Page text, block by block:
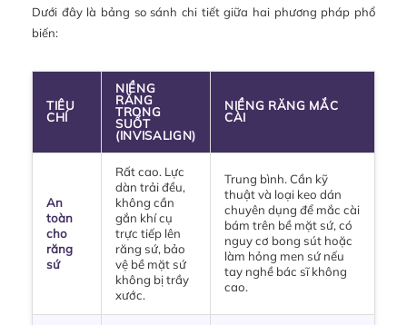
Dưới đây là bảng so sánh chi tiết giữa hai phương pháp phổ
biến:
TIÊU
CHÍ
NIỀNG
RĂNG
TRONG
SUỐT
(INVISALIGN)
NIỀNG RĂNG MẮC
CÀI
An
toàn
cho
răng
sứ
Rất cao. Lực
dàn trải đều,
không cần
gắn khí cụ
trực tiếp lên
răng sứ, bảo
vệ bề mặt sứ
không bị trầy
xước.
Trung bình. Cần kỹ
thuật và loại keo dán
chuyên dụng để mắc cài
bám trên bề mặt sứ, có
nguy cơ bong sút hoặc
làm hỏng men sứ nếu
tay nghề bác sĩ không
cao.